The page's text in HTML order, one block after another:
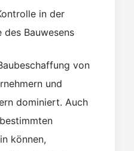
in der
Bauwesens
von
und
dominiert. Auch
können,